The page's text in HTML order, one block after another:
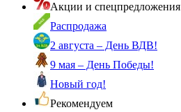
Акции и спецпредложения
Распродажа
2 августа – День ВДВ!
9 мая – День Победы!
Новый год!
Рекомендуем